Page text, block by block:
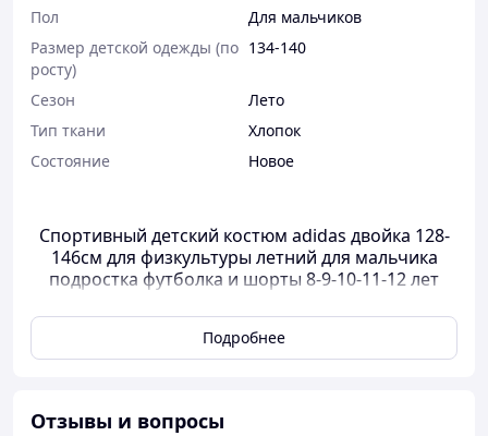
Пол
Для мальчиков
Размер детской одежды (по
росту)
134-140
Сезон
Лето
Тип ткани
Хлопок
Состояние
Новое
Спортивный детский костюм adidas двойка 128-
146см для физкультуры летний для мальчика
подростка футболка и шорты 8-9-10-11-12 лет
Перед тем как сделать заказ, желательно уточнять
Подробнее
Отзывы и вопросы